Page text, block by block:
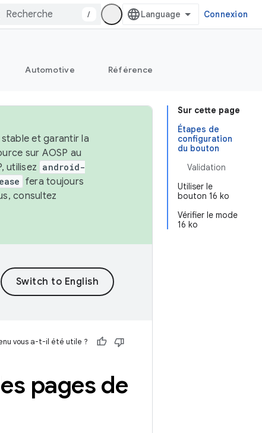
/ Connexion
Automotive Référence
Sur cette page
Étapes de
configuration
du bouton
Validation
Utiliser le
bouton 16 ko
Vérifier le mode
16 ko
et garantir la
sur AOSP au
utilisez android-
fera toujours
consultez
vous a-t-il été utile ?
pages de